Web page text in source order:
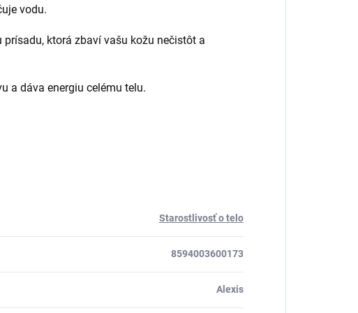
vodu.
ktorá zbaví vašu kožu nečistôt a
a dáva energiu celému telu.
Starostlivosť o telo
8594003600173
Alexis